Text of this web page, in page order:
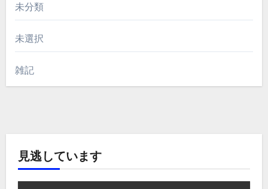
未分類
未選択
雑記
見逃しています